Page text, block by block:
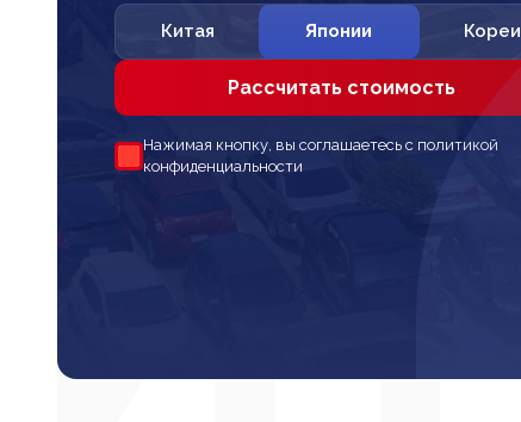
Китая Японии Кореи
Рассчитать стоимость
Нажимая кнопку, вы соглашаетесь с политикой
конфиденциальности